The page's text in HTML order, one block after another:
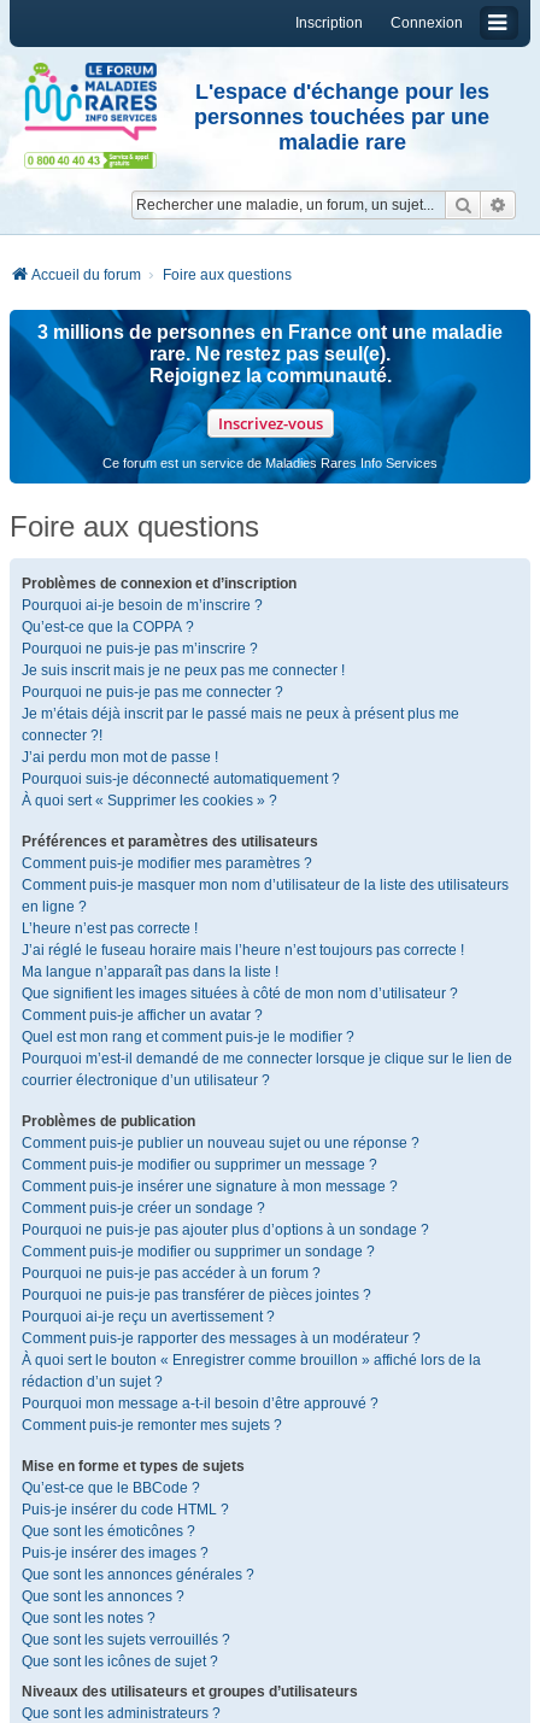
Connexion
Inscription
L'espace d'échange pour les
personnes touchées par une
maladie rare
Accueil du forum Foire aux questions
3 millions de personnes en France ont une maladie
rare. Ne restez pas seul(e).
Rejoignez la communauté.
Inscrivez-vous
Ce forum est un service de Maladies Rares Info Services
Foire aux questions
Problèmes de connexion et d’inscription
Pourquoi ai-je besoin de m’inscrire ?
Qu’est-ce que la COPPA ?
Pourquoi ne puis-je pas m’inscrire ?
Je suis inscrit mais je ne peux pas me connecter !
Pourquoi ne puis-je pas me connecter ?
Je m’étais déjà inscrit par le passé mais ne peux à présent plus me
connecter ?!
J’ai perdu mon mot de passe !
Pourquoi suis-je déconnecté automatiquement ?
À quoi sert « Supprimer les cookies » ?
Préférences et paramètres des utilisateurs
Comment puis-je modifier mes paramètres ?
Comment puis-je masquer mon nom d’utilisateur de la liste des utilisateurs
en ligne ?
L’heure n’est pas correcte !
J’ai réglé le fuseau horaire mais l’heure n’est toujours pas correcte !
Ma langue n’apparaît pas dans la liste !
Que signifient les images situées à côté de mon nom d’utilisateur ?
Comment puis-je afficher un avatar ?
Quel est mon rang et comment puis-je le modifier ?
Pourquoi m’est-il demandé de me connecter lorsque je clique sur le lien de
courrier électronique d’un utilisateur ?
Problèmes de publication
Comment puis-je publier un nouveau sujet ou une réponse ?
Comment puis-je modifier ou supprimer un message ?
Comment puis-je insérer une signature à mon message ?
Comment puis-je créer un sondage ?
Pourquoi ne puis-je pas ajouter plus d’options à un sondage ?
Comment puis-je modifier ou supprimer un sondage ?
Pourquoi ne puis-je pas accéder à un forum ?
Pourquoi ne puis-je pas transférer de pièces jointes ?
Pourquoi ai-je reçu un avertissement ?
Comment puis-je rapporter des messages à un modérateur ?
À quoi sert le bouton « Enregistrer comme brouillon » affiché lors de la
rédaction d’un sujet ?
Pourquoi mon message a-t-il besoin d’être approuvé ?
Comment puis-je remonter mes sujets ?
Mise en forme et types de sujets
Qu’est-ce que le BBCode ?
Puis-je insérer du code HTML ?
Que sont les émoticônes ?
Puis-je insérer des images ?
Que sont les annonces générales ?
Que sont les annonces ?
Que sont les notes ?
Que sont les sujets verrouillés ?
Que sont les icônes de sujet ?
Niveaux des utilisateurs et groupes d’utilisateurs
Que sont les administrateurs ?